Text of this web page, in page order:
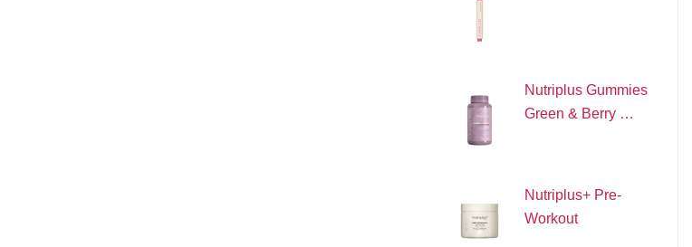
Nutriplus Gummies
Green & Berry …
Nutriplus+ Pre-
Workout